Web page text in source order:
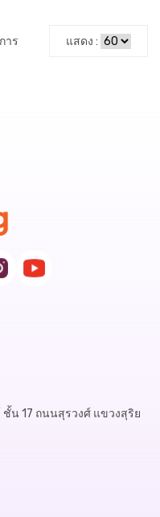
าร แสดง :
ชั้น 17 ถนนสุรวงศ์ แขวงสุริย